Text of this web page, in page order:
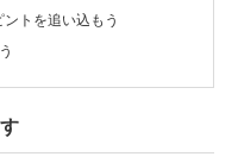
トを追い込もう